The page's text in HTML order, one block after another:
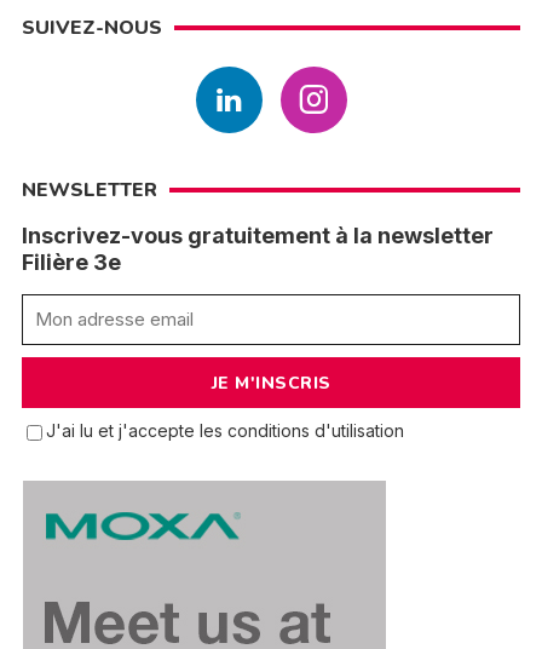
SUIVEZ-NOUS
NEWSLETTER
Inscrivez-vous gratuitement à la newsletter
Filière 3e
J'ai lu et j'accepte les conditions d'utilisation